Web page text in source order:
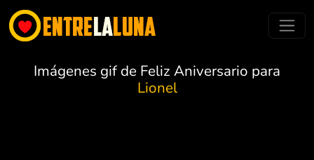
Imágenes gif de Feliz Aniversario para
Lionel